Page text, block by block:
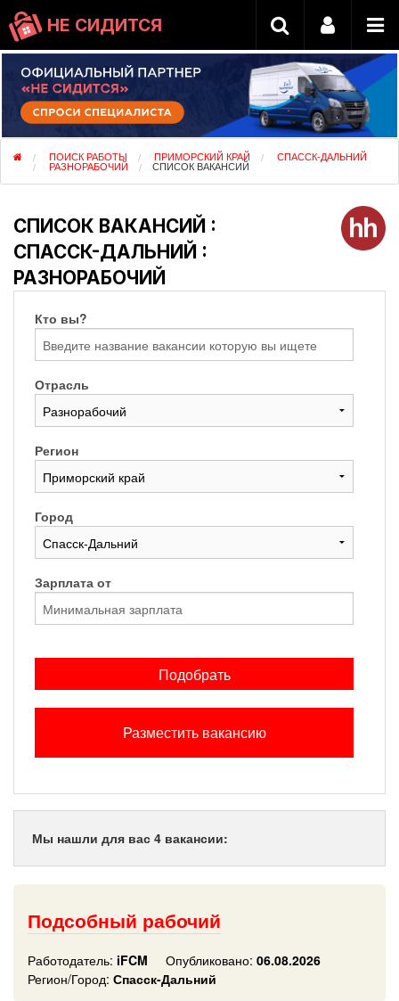
НЕ СИДИТСЯ
ПОИСК РАБОТЫ ПРИМОРСКИЙ КРАЙ СПАССК-ДАЛЬНИЙ
РАЗНОРАБОЧИЙ СПИСОК ВАКАНСИЙ
СПИСОК ВАКАНСИЙ :
СПАССК-ДАЛЬНИЙ :
РАЗНОРАБОЧИЙ
Кто вы?
Отрасль
Регион
Город
Зарплата от
Подобрать
Разместить вакансию
Мы нашли для вас 4 вакансии:
Подсобный рабочий
Работодатель: iFCM Опубликовано: 06.08.2026
Регион/Город: Спасск-Дальний